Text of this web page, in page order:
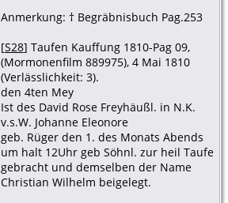
Anmerkung: † Begräbnisbuch Pag.253
[S28] Taufen Kauffung 1810-Pag 09,
(Mormonenfilm 889975), 4 Mai 1810
(Verlässlichkeit: 3).
den 4ten Mey
Ist des David Rose Freyhäußl. in N.K.
v.s.W. Johanne Eleonore
geb. Rüger den 1. des Monats Abends
um halt 12Uhr geb Söhnl. zur heil Taufe
gebracht und demselben der Name
Christian Wilhelm beigelegt.